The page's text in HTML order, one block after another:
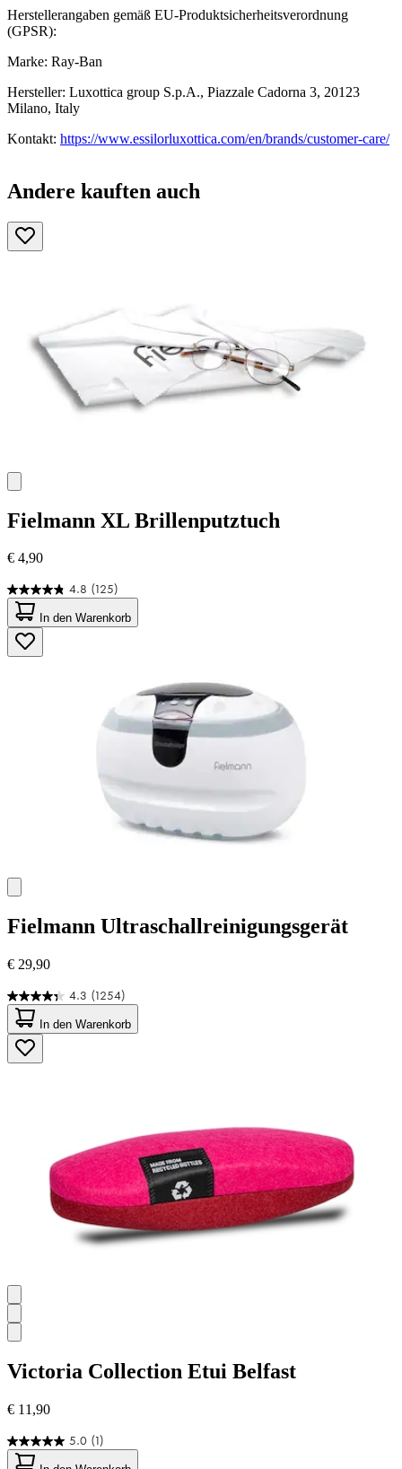
Herstellerangaben gemäß EU-Produktsicherheitsverordnung
(GPSR):
Marke: Ray-Ban
Hersteller: Luxottica group S.p.A., Piazzale Cadorna 3, 20123
Milano, Italy
Kontakt: https://www.essilorluxottica.com/en/brands/customer-care/
Andere kauften auch
Fielmann XL Brillenputztuch
€ 4,90
4.8 (125)
4.8
von
5
Sternen.
125
In den Warenkorb
Fielmann Ultraschallreinigungsgerät
€ 29,90
4.3 (1254)
4.3
von
5
Sternen.
1254
In den Warenkorb
Victoria Collection Etui Belfast
€ 11,90
5.0 (1)
5.0
von